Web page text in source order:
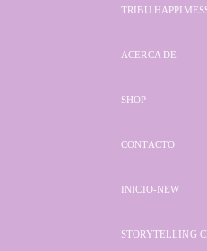
TRIBU
ACERCA DE
SHOP
CONTACTO
INICIO-NEW
STORYTELLING